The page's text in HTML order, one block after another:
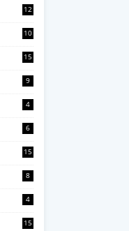
12
10
15
9
4
6
15
8
4
15